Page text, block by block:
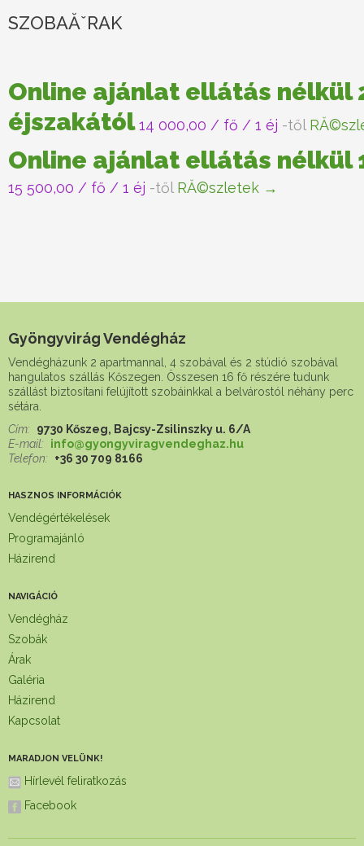
SZOBAĂˇRAK
Online ajánlat ellátás nélkül
éjszakától 14 000,00 / fő / 1 éj -től
Online ajánlat ellátás nélkül
15 500,00 / fő / 1 éj -től RĂ©szletek →
Gyöngyvirág Vendégház
Vendégházunk 2 apartmannal, 4 szobával és 2 stúdió szobával
hangulatos szállás Kőszegen. Összesen 16 fő részére tudunk
szállást biztosítani felújított szobáinkkal a belvárostól néhány perc
sétára.
Cím:
9730 Kőszeg, Bajcsy-Zsilinszky u. 6/A
E-mail:
info@gyongyviragvendeghaz.hu
Telefon:
+36 30 709 8166
HASZNOS INFORMÁCIÓK
Vendégértékelések
Programajánló
Házirend
NAVIGÁCIÓ
Vendégház
Szobák
Árak
Galéria
Házirend
Kapcsolat
MARADJON VELÜNK!
Hírlevél feliratkozás
Facebook